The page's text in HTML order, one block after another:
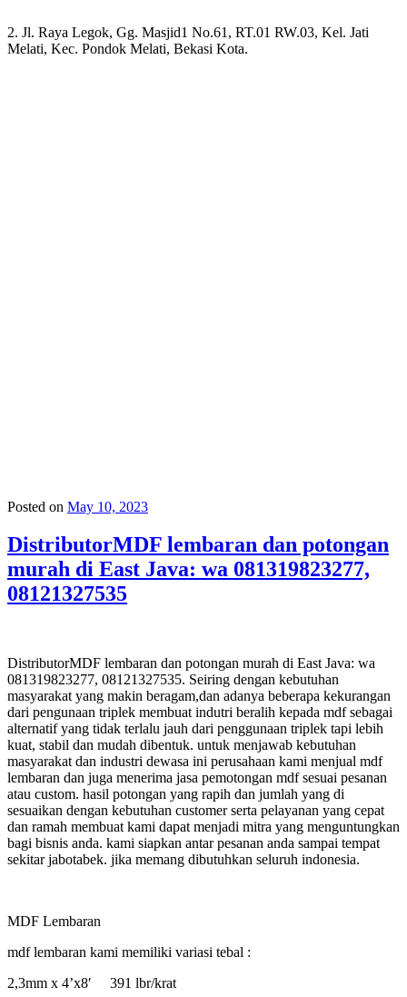
2. Jl. Raya Legok, Gg. Masjid1 No.61, RT.01 RW.03, Kel. Jati
Melati, Kec. Pondok Melati, Bekasi Kota.
Posted on May 10, 2023
DistributorMDF lembaran dan potongan
murah di East Java: wa 081319823277,
08121327535
DistributorMDF lembaran dan potongan murah di East Java: wa
081319823277, 08121327535. Seiring dengan kebutuhan
masyarakat yang makin beragam,dan adanya beberapa kekurangan
dari pengunaan triplek membuat indutri beralih kepada mdf sebagai
alternatif yang tidak terlalu jauh dari penggunaan triplek tapi lebih
kuat, stabil dan mudah dibentuk. untuk menjawab kebutuhan
masyarakat dan industri dewasa ini perusahaan kami menjual mdf
lembaran dan juga menerima jasa pemotongan mdf sesuai pesanan
atau custom. hasil potongan yang rapih dan jumlah yang di
sesuaikan dengan kebutuhan customer serta pelayanan yang cepat
dan ramah membuat kami dapat menjadi mitra yang menguntungkan
bagi bisnis anda. kami siapkan antar pesanan anda sampai tempat
sekitar jabotabek. jika memang dibutuhkan seluruh indonesia.
MDF Lembaran
mdf lembaran kami memiliki variasi tebal :
2,3mm x 4’x8′ 391 lbr/krat